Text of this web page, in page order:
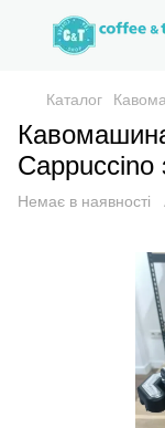
Каталог
Cappuccino
Немає в наявності